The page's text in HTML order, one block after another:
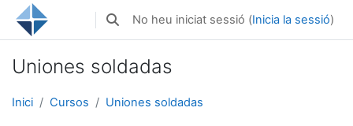
Ves al contingut principal
Commuta l'entrada de la cerca
No heu iniciat sessió (Inicia la sessió)
Uniones soldadas
Inici Cursos Uniones soldadas